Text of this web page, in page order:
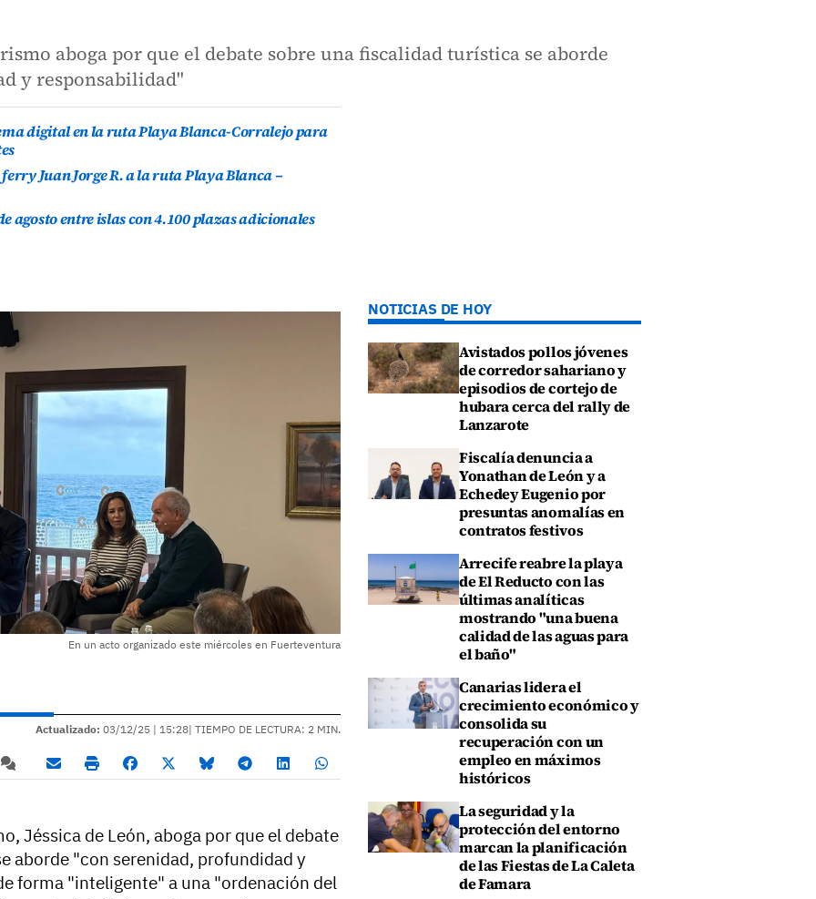
aboga por que el debate sobre una fiscalidad turística se aborde
y responsabilidad"
digital en la ruta Playa Blanca-Corralejo para
Juan Jorge R. a la ruta Playa Blanca –
agosto entre islas con 4.100 plazas adicionales
En un acto organizado este miércoles en Fuerteventura
Actualizado: 03/12/25 | 15:28| TIEMPO DE LECTURA: 2 MIN.
Jéssica de León, aboga por que el debate
aborde "con serenidad, profundidad y
forma "inteligente" a una "ordenación del
NOTICIAS DE HOY
Avistados pollos jóvenes
de corredor sahariano y
episodios de cortejo de
hubara cerca del rally de
Lanzarote
Fiscalía denuncia a
Yonathan de León y a
Echedey Eugenio por
presuntas anomalías en
contratos festivos
Arrecife reabre la playa
de El Reducto con las
últimas analíticas
mostrando "una buena
calidad de las aguas para
el baño"
Canarias lidera el
crecimiento económico y
consolida su
recuperación con un
empleo en máximos
históricos
La seguridad y la
protección del entorno
marcan la planificación
de las Fiestas de La Caleta
de Famara